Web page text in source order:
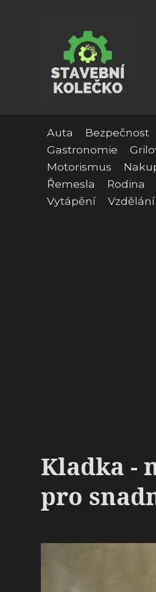
Auta Bezpečnost
Gastronomie
Motorismus
Řemesla
Rodina
Vytápění
Vzdělání
Kladka -
pro